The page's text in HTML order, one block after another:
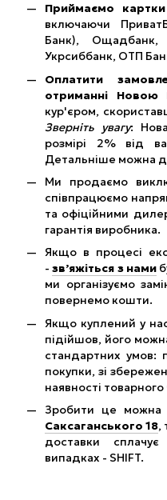
Приймаємо картки
включаючи
Банк),
Укрсиббанк, ОТП
Оплатити
отриманні
кур'єром,
Зверніть увагу:
розмірі 2% від
Детальніше можна
Ми продаємо
співпрацюємо
та офіційними
гарантія виробника.
Якщо в процесі
-зв’яжіться з нами
ми організуємо
повернемо кошти.
Якщо куплений у
підійшов, його
стандартних умов:
покупки, зі
наявності товарного
Зробити це можна
Саксаганського 18,
доставки
випадках - SHIFT.